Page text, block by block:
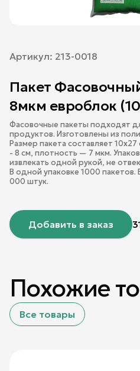
Артикул: 213-0018
Пакет
8мкм евроблок
Фасовочные пакеты подходят
продуктов. Изготовлены из
Размер пакета составляет
- 8 см, плотность — 7 мкм.
извлекать одной рукой, не
В одной упаковке 1000
000 штук.
Добавить в заказ
Похожие
Все товары